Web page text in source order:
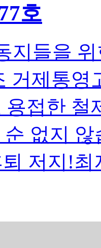
호
지들을
거제통영
용접한 철
없지
퇴 저지!